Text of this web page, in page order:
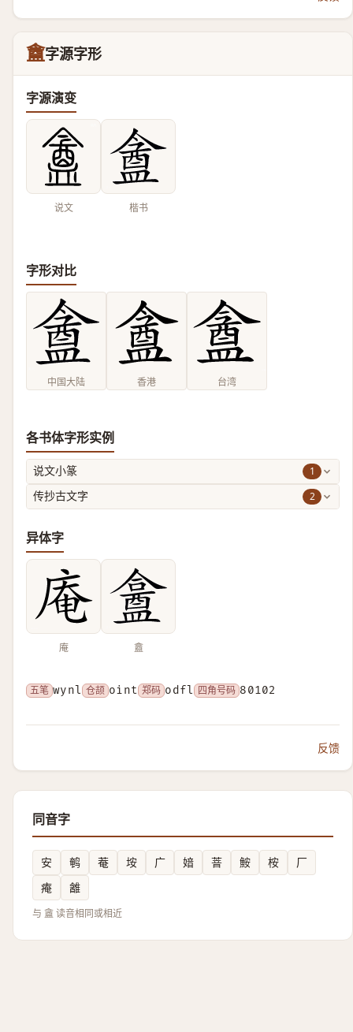
盦字源字形
字源演变
说文 楷书
字形对比
中国大陆 香港 台湾
各书体字形实例
说文小篆 1
传抄古文字 2
异体字
庵 盫
五笔 wynl 仓颉 oint 郑码 odfl 四角号码 80102
反馈
同音字
安 鹌 菴 垵 广 㛺 萻 鮟 桉
厂
痷
䨄
与 盦 读音相同或相近